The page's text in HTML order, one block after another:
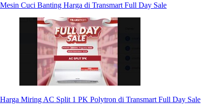
Mesin Cuci Banting Harga di Transmart Full Day Sale
Harga Miring AC Split 1 PK Polytron di Transmart Full Day Sale